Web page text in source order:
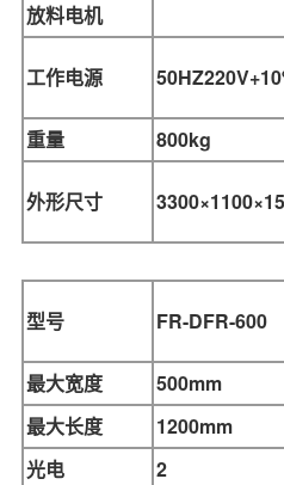
放料电机
工作电源
重量 800kg
外形尺寸
型号 FR-DFR-600
最大宽度
500mm
最大长度
1200mm
光电
2